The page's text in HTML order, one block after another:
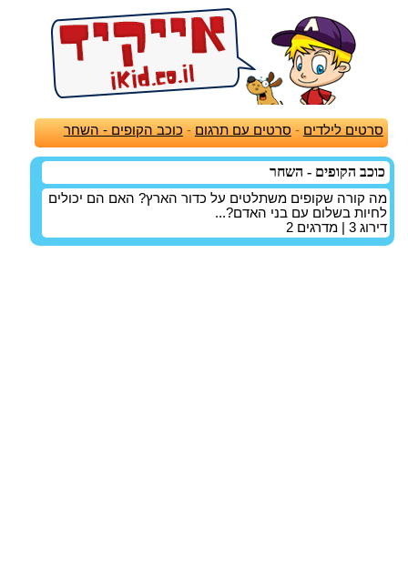
סרטים לילדים - סרטים עם תרגום - כוכב הקופים - השחר
כוכב הקופים - השחר
מה קורה שקופים משתלטים על כדור הארץ? האם הם יכולים
לחיות בשלום עם בני האדם?...
דירוג 3 | מדרגים 2